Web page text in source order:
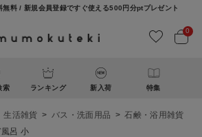
料 / 新規会員登録ですぐ使える500円分ptプレゼント
0
索 ランキング 新入荷 特集
生活雑貨 バス・洗面用品
石鹸・浴用雑貨
呂 小